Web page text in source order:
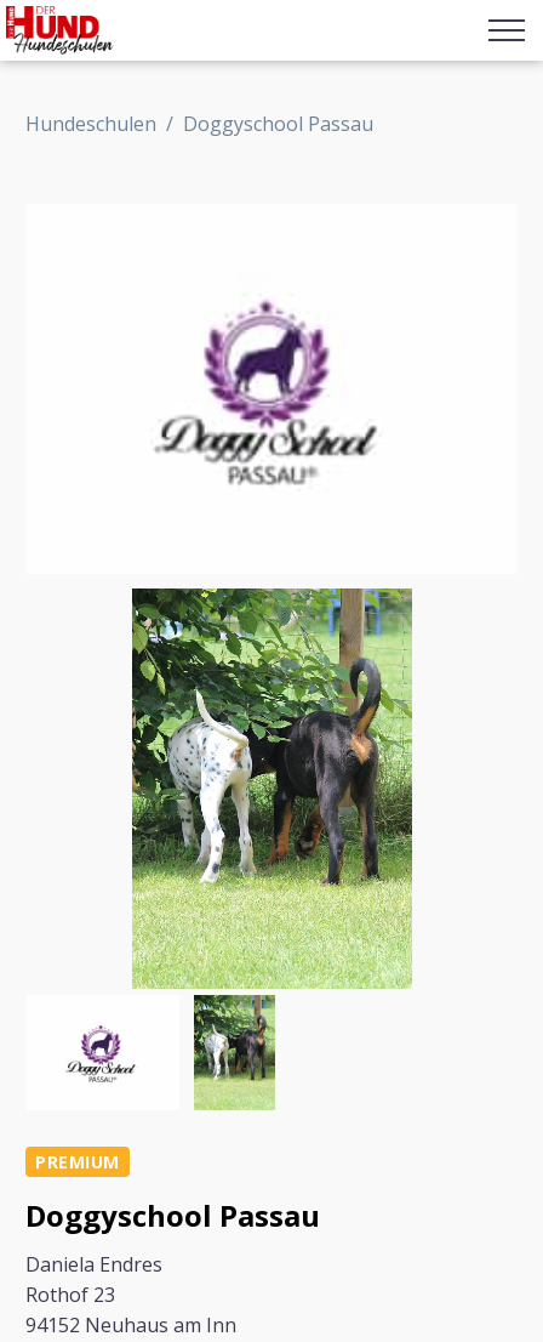
Hundeschulen / Doggyschool Passau
PREMIUM
Doggyschool Passau
Daniela Endres
Rothof 23
94152 Neuhaus am Inn